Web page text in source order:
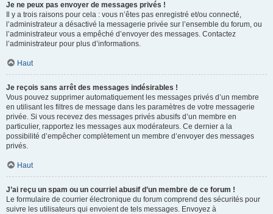
Je ne peux pas envoyer de messages privés !
Il y a trois raisons pour cela : vous n’êtes pas enregistré et/ou connecté,
l’administrateur a désactivé la messagerie privée sur l’ensemble du forum, ou
l’administrateur vous a empêché d’envoyer des messages. Contactez
l’administrateur pour plus d’informations.
Haut
Je reçois sans arrêt des messages indésirables !
Vous pouvez supprimer automatiquement les messages privés d’un membre
en utilisant les filtres de message dans les paramètres de votre messagerie
privée. Si vous recevez des messages privés abusifs d’un membre en
particulier, rapportez les messages aux modérateurs. Ce dernier a la
possibilité d’empêcher complètement un membre d’envoyer des messages
privés.
Haut
J’ai reçu un spam ou un courriel abusif d’un membre de ce forum !
Le formulaire de courrier électronique du forum comprend des sécurités pour
suivre les utilisateurs qui envoient de tels messages. Envoyez à